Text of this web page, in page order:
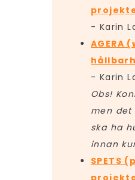
- Karin
AGERA
- Karin
Obs!
men
ska ha
innan
SPETS